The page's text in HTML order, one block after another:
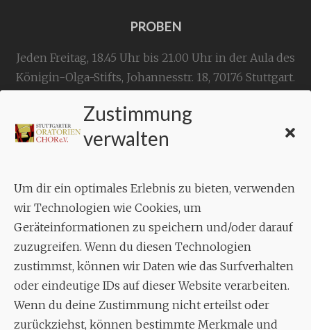
Zustimmung
verwalten
Um dir ein optimales Erlebnis zu bieten, verwenden
wir Technologien wie Cookies, um
Geräteinformationen zu speichern und/oder darauf
zuzugreifen. Wenn du diesen Technologien
zustimmst, können wir Daten wie das Surfverhalten
oder eindeutige IDs auf dieser Website verarbeiten.
Wenn du deine Zustimmung nicht erteilst oder
zurückziehst, können bestimmte Merkmale und
PROBEN
Jeden Freitag, 18.45 Uhr bis 21.00 Uhr in der Aula des
Königin-Olga-Stifts, Johannesstr. 18, 70176 Stuttgart.
KONTAKT
Geschäftsstelle:
Aixheimer Str. 18
70619 Stuttgart
MUSIK
Musikalischer Leiter:
Enrico Trummer
Tel.+49 (0)177 / 34 23 57 1